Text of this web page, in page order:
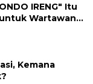
IRENG" Itu
Kemana